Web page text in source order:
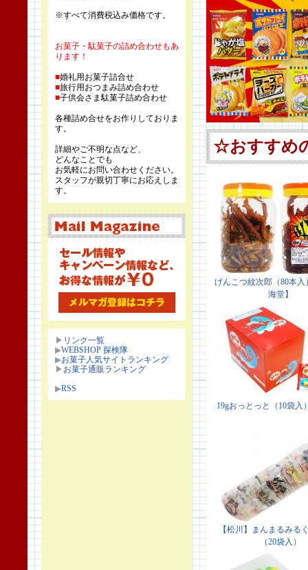
※すべて消費税込み価格です。
お菓子・駄菓子の詰め合わせもあ
ります！
■婚礼用お菓子詰合せ
■旅行用おつまみ詰め合わせ
■子供会さま駄菓子詰め合わせ
各種詰め合せをお作りしておりま
す。
詳細やご不明な点など、
どんなことでも
お気軽にお問い合わせください。
スタッフが親切丁寧にお応えしま
す。
▶ リンク一覧
▶WEBSHOP 探検隊
▶お菓子人気サイトランキング
▶ お菓子通販ランキング
▶RSS